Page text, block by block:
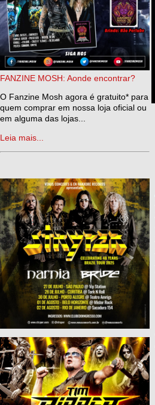
FANZINE MOSH: Aonde encontrar?
O Fanzine Mosh agora é gratuito* para
quem comprar em nossa loja oficial ou
em alguma das lojas...
Leia mais...